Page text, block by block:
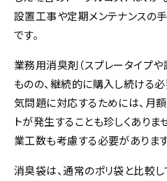
設置工事や定期メンテナンスの
です。
業務用消臭剤（スプレータイプ
ものの、継続的に購入し続ける
気問題に対応するためには、月
トが発生することも珍しくありま
業工数も考慮する必要があります
消臭袋は、通常のポリ袋と比較